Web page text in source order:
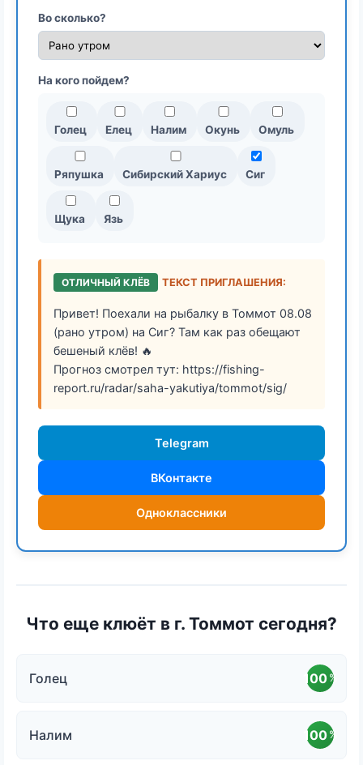
Во сколько?
На кого пойдем?
Голец Елец Налим Окунь Омуль
Ряпушка Сибирский Хариус Сиг
Щука Язь
ОТЛИЧНЫЙ КЛЁВ ТЕКСТ ПРИГЛАШЕНИЯ:
Привет! Поехали на рыбалку в Томмот 08.08
(рано утром) на Сиг? Там как раз обещают
бешеный клёв! 🔥
Прогноз смотрел тут: https://fishing-
report.ru/radar/saha-yakutiya/tommot/sig/
Telegram
ВКонтакте
Одноклассники
Что еще клюёт в г. Томмот сегодня?
Голец 100 %
Налим 100 %